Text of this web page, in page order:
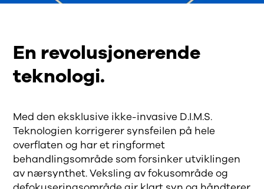
En revolusjonerende
teknologi.
Med den eksklusive ikke-invasive D.I.M.S.
Teknologien korrigerer synsfeilen på hele
overflaten og har et ringformet
behandlingsområde som forsinker utviklingen
av nærsynthet. Veksling av fokusområde og